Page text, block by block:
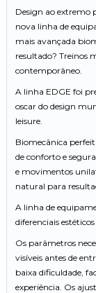
Design ao extremo
nova linha de
mais avançada
resultado? Treinos
contemporâneo.
A linha EDGE foi
oscar do design
leisure.
Biomecânica
de conforto e
e movimentos
natural para
A linha de
diferenciais
Os parâmetros
visíveis antes de
baixa dificuldade,
experiência. Os